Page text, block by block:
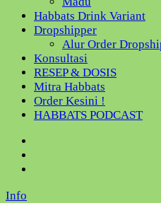
Habbats Drink Variant
Dropshipper
Alur Order
Konsultasi
RESEP & DOSIS
Mitra Habbats
Order Kesini !
HABBATS PODCAST
Info